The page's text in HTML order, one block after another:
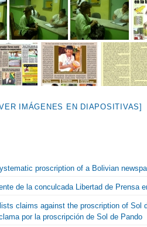
IMÁGENES EN DIAPOSITIVAS]
proscription of a Bolivian
de la conculcada Libertad de Prensa
claims against the proscription of Sol
por la proscripción de Sol de Pando